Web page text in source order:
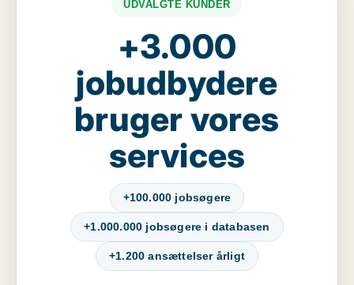
UDVALGTE KUNDER
+3.000
jobudbydere
bruger vores
services
+100.000 jobsøgere
+1.000.000 jobsøgere i databasen
+1.200 ansættelser årligt